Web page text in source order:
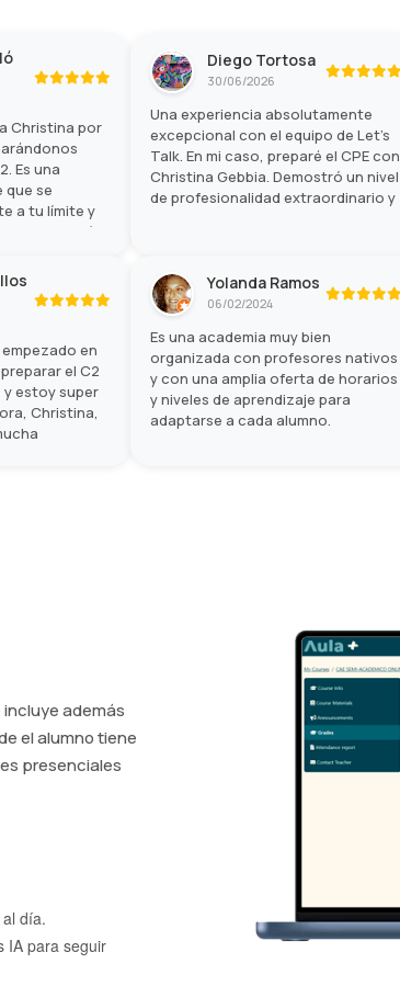
Christina por
Es una
se
a tu límite y
posible el día
Diego Tortosa
30/06/2026
Una experiencia absolutamente
excepcional con el equipo de Let's
Talk. En mi caso, preparé el CPE con
Christina Gebbia. Demostró un nivel
de profesionalidad extraordinario y
en
el C2
y estoy super
Christina,
Yolanda Ramos
06/02/2024
Es una academia muy bien
organizada con profesores nativos
y con una amplia oferta de horarios
y niveles de aprendizaje para
adaptarse a cada alumno.
además
el alumno tiene
presenciales
día.
IA para seguir